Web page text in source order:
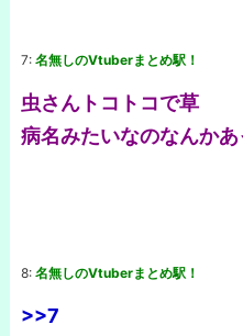
7: 名無しのVtuberまとめ駅！
虫さんトコトコで草
病名みたいなのなんか
8: 名無しのVtuberまとめ駅！
>>7